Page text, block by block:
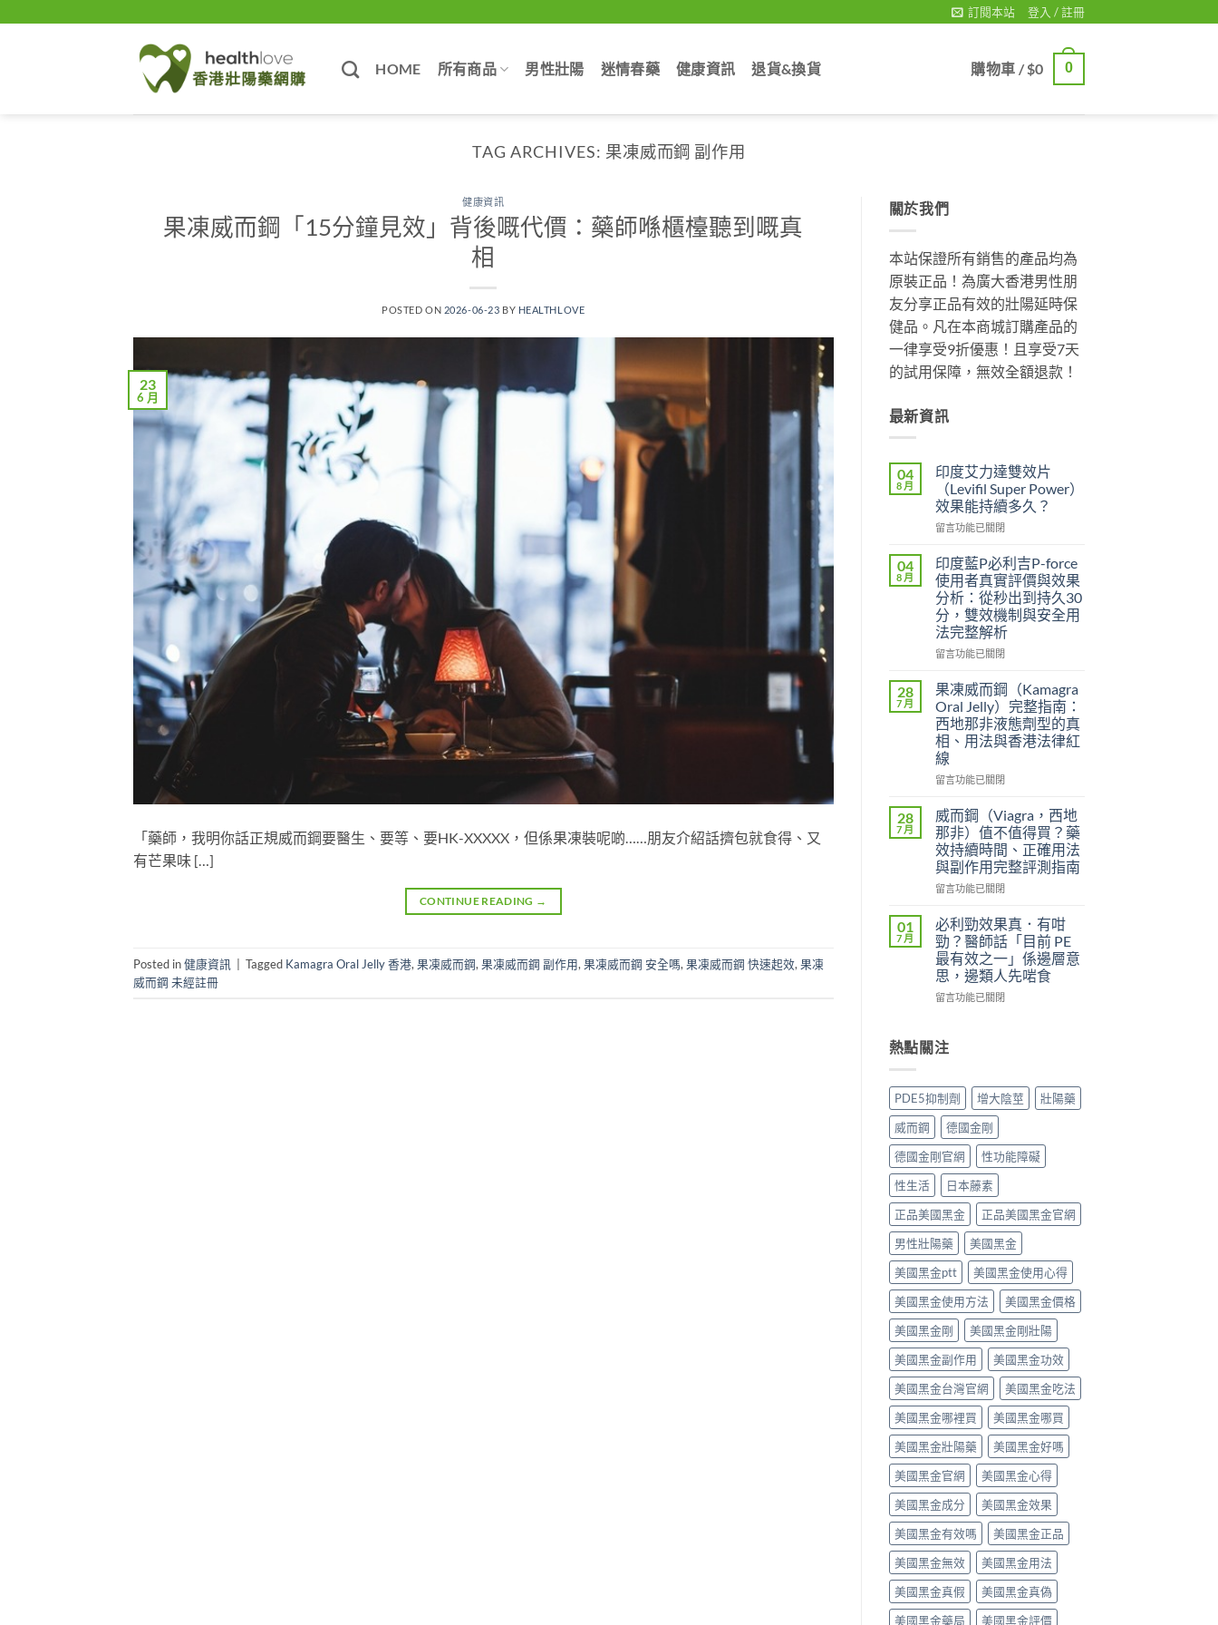
訂閱本站 登入 / 註冊
HOME 所有商品 男性壯陽 迷情春藥 健康資訊 退貨&換貨 購物車 /$0 0
TAG ARCHIVES: 果凍威而鋼 副作用
健康資訊
果凍威而鋼「15分鐘見效」背後嘅代價：藥師喺櫃檯聽到嘅真
相
POSTED ON 2026-06-23 BY HEALTHLOVE
23
6 月
「藥師，我明你話正規威而鋼要醫生、要等、要HK-XXXXX，但係果凍裝呢啲……朋友介紹話擠包就食得、又
有芒果味 […]
CONTINUE READING →
Posted in健康資訊 | Tagged Kamagra Oral Jelly 香港, 果凍威而鋼, 果凍威而鋼 副作用, 果凍威而鋼 安全嗎, 果凍威而鋼 快速起效, 果凍
威而鋼 未經註冊
關於我們
本站保證所有銷售的產品均為
原裝正品！為廣大香港男性朋
友分享正品有效的壯陽延時保
健品。凡在本商城訂購產品的
一律享受9折優惠！且享受7天
的試用保障，無效全額退款！
最新資訊
04
8 月
印度艾力達雙效片
（Levifil Super Power）
效果能持續多久？
在
度
艾
力
達
雙
效
片
Super
Power）
效
果
能
持
續
中
留言功能已關閉
04
8 月
印度藍P必利吉P-force
使用者真實評價與效果
分析：從秒出到持久30
分，雙效機制與安全用
法完整解析
在
度
藍
P
必
利
吉
P-
用
者
真
實
評
與
效
果
分
析：
從
到
持
30
分，
雙
機
制
與
安
全
用
法
完
整
解
析〉
中
留言功能已關閉
28
7 月
果凍威而鋼（Kamagra
Oral Jelly）完整指南：
西地那非液態劑型的真
相、用法與香港法律紅
線
在
凍
威
而
鋼
（Kamagra
Oral
完
整
指
南：
西
地
液
態
型
的
真
相、
用
法
與
香
港
法
律
紅
線〉
中
留言功能已關閉
28
7 月
威而鋼（Viagra，西地
那非）值不值得買？藥
效持續時間、正確用法
與副作用完整評測指南
在
而
鋼
（Viagra，
西
地
那
不
值
買？
藥
效
持
續
時
間、
正
確
用
法
與
副
作
用
完
整
評
測
指
南〉
中
留言功能已關閉
01
7 月
必利勁效果真．有咁
勁？醫師話「目前 PE
最有效之一」係邊層意
思，邊類人先啱食
在
勁
效
真．
有
咁
勁？
醫
師
「目
前
PE
最
有
效
之
一」
係
邊
層
意
思，
邊
類
人
先
啱
食〉
中
留言功能已關閉
熱點關注
PDE5抑制劑 增大陰莖
壯陽藥
威而鋼
德國金剛
德國金剛官網
性功能障礙
性生活
日本藤素
正品美國黑金
正品美國黑金官網
男性壯陽藥
美國黑金
美國黑金ptt
美國黑金使用心得
美國黑金使用方法
美國黑金價格
美國黑金剛
美國黑金剛壯陽
美國黑金副作用
美國黑金功效
美國黑金台灣官網
美國黑金吃法
美國黑金哪裡買
美國黑金哪買
美國黑金壯陽藥
美國黑金好嗎
美國黑金官網
美國黑金心得
美國黑金成分
美國黑金效果
美國黑金有效嗎
美國黑金正品
美國黑金無效
美國黑金用法
美國黑金真假
美國黑金真偽
美國黑金藥局
美國黑金評價